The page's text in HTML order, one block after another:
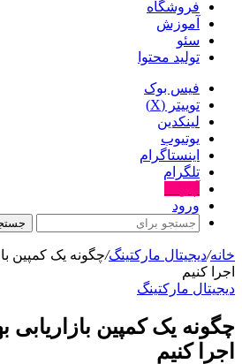
فروشگاه
آموزش
سئو
تولید محتوا
فیس بوک
توییتر (X)
لینکدین
یوتیوب
اینستاگرام
تلگرام
ورود
خانه/دیجیتال مارکتینگ/چگونه یک کمپین
اجرا کنیم
دیجیتال مارکتینگ
چگونه یک کمپین بازاریابی
اجرا کنیم